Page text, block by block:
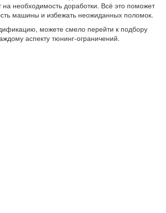
на необходимость доработки. Всё это поможет
машины и избежать неожиданных поломок.
можете смело перейти к подбору
аспекту тюнинг‑ограничений.